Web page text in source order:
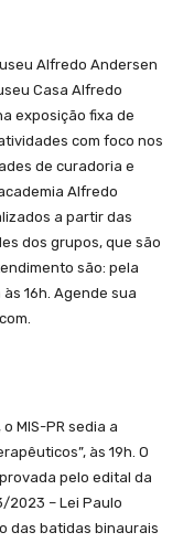
Alfredo Andersen
Casa Alfredo
exposição fixa de
com foco nos
de curadoria e
Alfredo
a partir das
dos grupos, que são
são: pela
16h. Agende sua
MIS-PR sedia a
às 19h. O
pelo edital da
2023 – Lei Paulo
das batidas binaurais